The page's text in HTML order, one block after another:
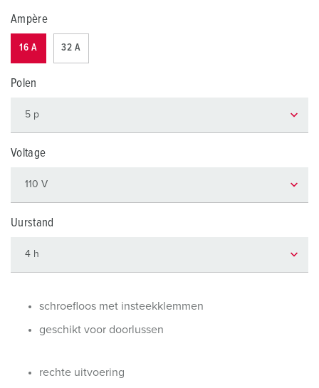
Ampère
16 A 32 A
Polen
Voltage
Uurstand
schroefloos met insteekklemmen
geschikt voor doorlussen
rechte uitvoering